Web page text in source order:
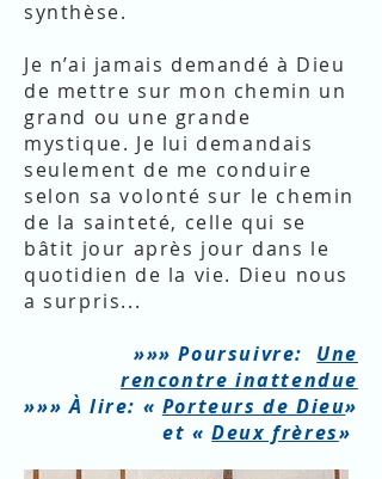
synthèse.
Je n’ai jamais demandé à Dieu
de mettre sur mon chemin un
grand ou une grande
mystique. Je lui demandais
seulement de me conduire
selon sa volonté sur le chemin
de la sainteté, celle qui se
bâtit jour après jour dans le
quotidien de la vie. Dieu nous
a surpris...
»»» Poursuivre: Une
rencontre inattendue
»»» À lire: « Porteurs de Dieu»
et «Deux frères»